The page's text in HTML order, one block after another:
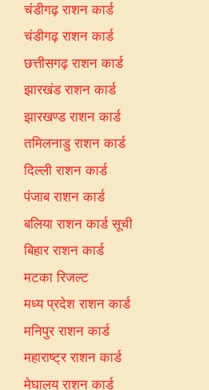
चंडीगढ़ राशन कार्ड
चंडीगढ़ राशन कार्ड
छत्तीसगढ़ राशन कार्ड
झारखंड राशन कार्ड
झारखण्ड राशन कार्ड
तमिलनाडु राशन कार्ड
दिल्ली राशन कार्ड
पंजाब राशन कार्ड
बलिया राशन कार्ड सूची
बिहार राशन कार्ड
मटका रिजल्ट
मध्य प्रदेश राशन कार्ड
मनिपुर राशन कार्ड
महाराष्ट्र राशन कार्ड
मेघालय राशन कार्ड